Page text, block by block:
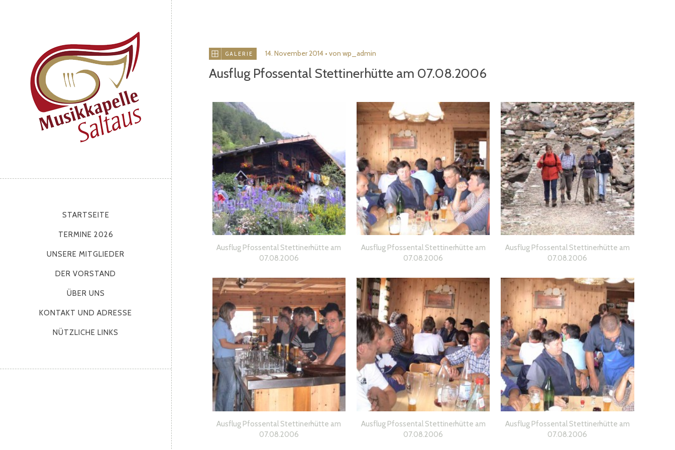
STARTSEITE
TERMINE 2026
UNSERE MITGLIEDER
DER VORSTAND
ÜBER UNS
KONTAKT UND ADRESSE
NÜTZLICHE LINKS
GALERIE 14. November 2014 von wp_admin
Ausflug Pfossental Stettinerhütte am 07.08.2006
Ausflug Pfossental Stettinerhütte am
07.08.2006
Ausflug Pfossental Stettinerhütte am
07.08.2006
Ausflug Pfossental Stettinerhütte am
07.08.2006
Ausflug Pfossental Stettinerhütte am
07.08.2006
Ausflug Pfossental Stettinerhütte am
07.08.2006
Ausflug Pfossental Stettinerhütte am
07.08.2006